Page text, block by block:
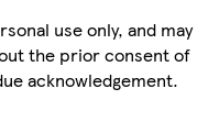
use only, and may
the prior consent of
acknowledgement.